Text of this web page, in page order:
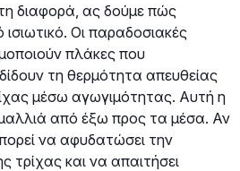
διαφορά, ας δούμε πώς
ισιωτικό. Οι παραδοσιακές
πλάκες που
τη θερμότητα απευθείας
μέσω αγωγιμότητας. Αυτή η
από έξω προς τα μέσα. Αν
να αφυδατώσει την
τρίχας και να απαιτήσει